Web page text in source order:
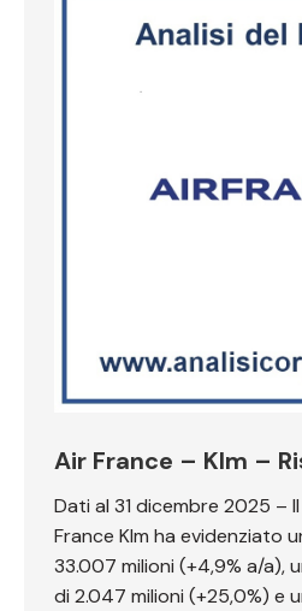
Air France – Klm –
Dati al 31 dicembre 2025 –
France Klm ha evidenziato
33.007 milioni (+4,9% a/a),
di 2.047 milioni (+25,0%) e